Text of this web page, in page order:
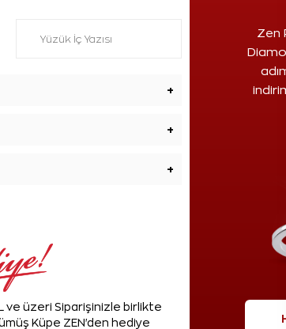
Zen
+
+
+
ve üzeri Siparişinizle birlikte
Küpe ZEN'den hediye